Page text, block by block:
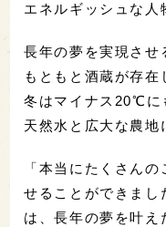
エネルギッシュな人
長年の夢を実現させ
もともと酒蔵が存在
冬はマイナス20℃に
天然水と広大な農地
「本当にたくさん
せることができまし
は、長年の夢を叶え